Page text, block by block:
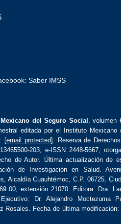
Saber IMSS
del Seguro Social
, volumen
editada por el Instituto Mexicano
[email protected]
. Reserva de Derechos
203, e-ISSN 2448-5667,
de Autor. Última actualización de
de Investigación en Salud.
Alcaldía Cuauhtémoc, C.P. 06725,
00, extensión 21070. Editora: Dra.
Dr. Alejandro Moctezuma
Rosales. Fecha de última modificación: